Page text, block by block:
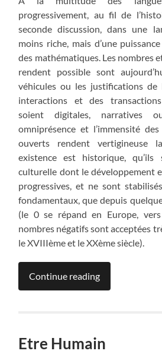
progressivement, au fil de
seconde discussion, dans une
moins riche, mais d’une
des mathématiques. Les nombres
rendent possible sont
véhicules ou les justifications
interactions et des transactions
soient digitales, narratives
omniprésence et l’immensité
ouverts rendent vertigineuse
existence est historique,
culturelle dont le développement
progressives, et ne sont
fondamentaux, que depuis
(le 0 se répand en Europe,
nombres négatifs sont acceptées
le XVIIIème et le XXème siècle).
Continue reading
Etre Humain